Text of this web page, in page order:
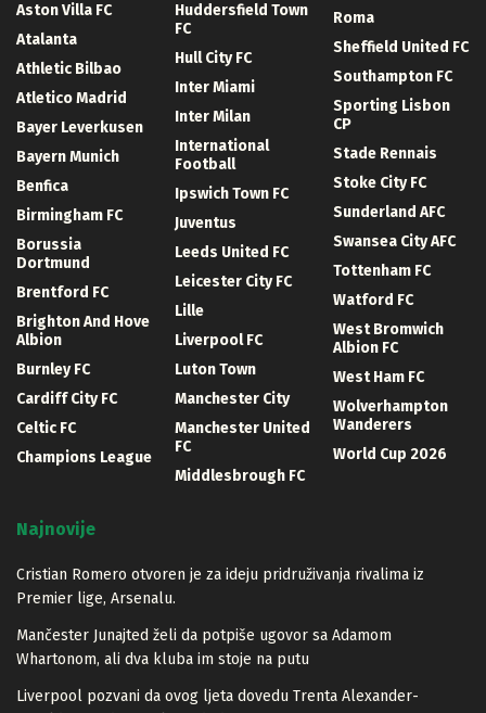
Aston Villa FC
Atalanta
Athletic Bilbao
Atletico Madrid
Bayer Leverkusen
Bayern Munich
Benfica
Birmingham FC
Borussia
Dortmund
Brentford FC
Brighton And Hove
Albion
Burnley FC
Cardiff City FC
Celtic FC
Champions League
Huddersfield Town
FC
Hull City FC
Inter Miami
Inter Milan
International
Football
Ipswich Town FC
Juventus
Leeds United FC
Leicester City FC
Lille
Liverpool FC
Luton Town
Manchester City
Manchester United
FC
Middlesbrough FC
Roma
Sheffield United FC
Southampton FC
Sporting Lisbon
CP
Stade Rennais
Stoke City FC
Sunderland AFC
Swansea City AFC
Tottenham FC
Watford FC
West Bromwich
Albion FC
West Ham FC
Wolverhampton
Wanderers
World Cup 2026
Najnovije
Cristian Romero otvoren je za ideju pridruživanja rivalima iz
Premier lige, Arsenalu.
Mančester Junajted želi da potpiše ugovor sa Adamom
Whartonom, ali dva kluba im stoje na putu
Liverpool pozvani da ovog ljeta dovedu Trenta Alexander-